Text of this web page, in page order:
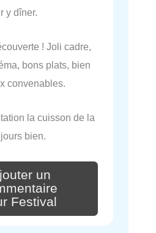
y dîner.
! Joli cadre,
bons plats, bien
convenables.
la cuisson de la
bien.
un
Festival